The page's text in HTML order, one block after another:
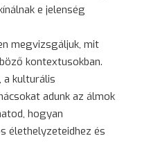
e jelenség
megvizsgáljuk, mit
kontextusokban.
a kulturális
adunk az álmok
hogyan
élethelyzeteidhez és